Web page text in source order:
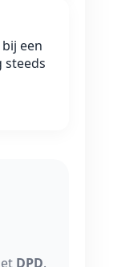
een
steeds
DPD.